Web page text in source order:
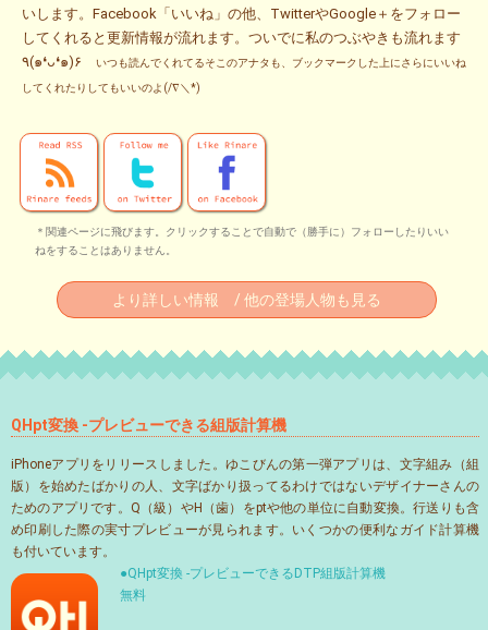
いします。Facebook「いいね」の他、TwitterやGoogle＋をフォロー
してくれると更新情報が流れます。ついでに私のつぶやきも流れます
٩(๑❛ᴗ❛๑)۶
いつも読んでくれてるそこのアナタも、ブックマークした上にさらにいいね
してくれたりしてもいいのよ(/∇＼*)
＊関連ページに飛びます。クリックすることで自動で（勝手に）フォローしたりいい
ねをすることはありません。
より詳しい情報 / 他の登場人物も見る
QHpt変換 -プレビューできる組版計算機
iPhoneアプリをリリースしました。ゆこびんの第一弾アプリは、文字組み（組
版）を始めたばかりの人、文字ばかり扱ってるわけではないデザイナーさんの
ためのアプリです。Q（級）やH（歯）をptや他の単位に自動変換。行送りも含
め印刷した際の実寸プレビューが見られます。いくつかの便利なガイド計算機
も付いています。
●QHpt変換 -プレビューできるDTP組版計算機
無料